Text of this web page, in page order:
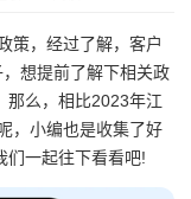
，经过了解，客户
想提前了解下相关政
那么，相比2023年江
，小编也是收集了好
们一起往下看看吧!